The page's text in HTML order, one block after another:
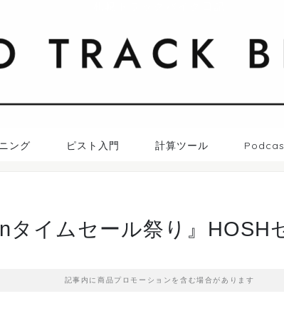
ング ピスト入門 計算ツール
タイムセール祭り』HOSH
記事内に商品プロモーションを含む場合があります